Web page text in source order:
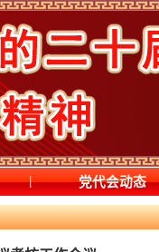
| 党代会动态